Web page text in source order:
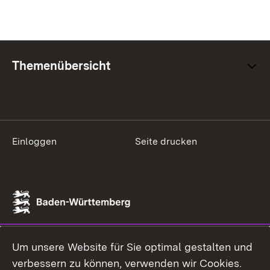
Themenübersicht
Einloggen Seite drucken
Um unsere Website für Sie optimal gestalten und
verbessern zu können, verwenden wir Cookies.